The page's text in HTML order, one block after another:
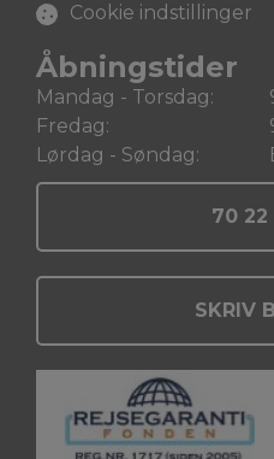
Cookie indstillinger
Åbningstider
Mandag - Torsdag:
Fredag:
Lørdag - Søndag:
70 22
SKRIV